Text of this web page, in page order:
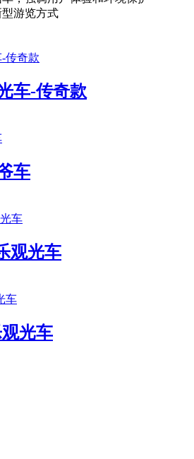
游览方式
车-传奇款
车
观光车
光车